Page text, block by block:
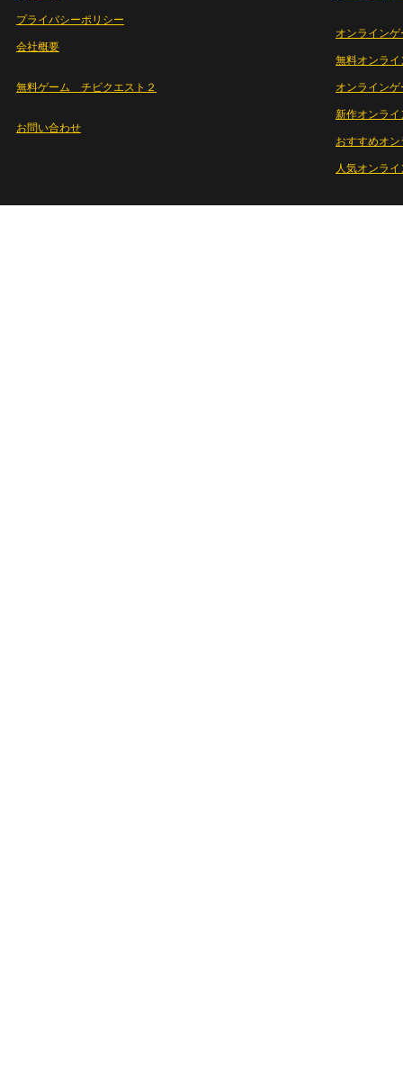
プライバシーポリシー
会社概要
無料ゲーム チビクエスト２
お問い合わせ
オンラインゲ
無料オンライ
オンライン
新作オンライ
おすすめオ
人気オンラ